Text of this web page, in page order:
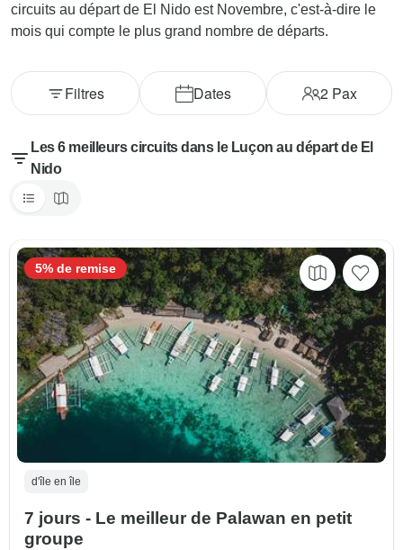
circuits au départ de El Nido est Novembre, c'est-à-dire le
mois qui compte le plus grand nombre de départs.
Dates 2Pax
Filtres
Les 6 meilleurs circuits dans le Luçon au départ de El
Nido
d'île en île
7 jours - Le meilleur de Palawan en petit
groupe
5% de remise